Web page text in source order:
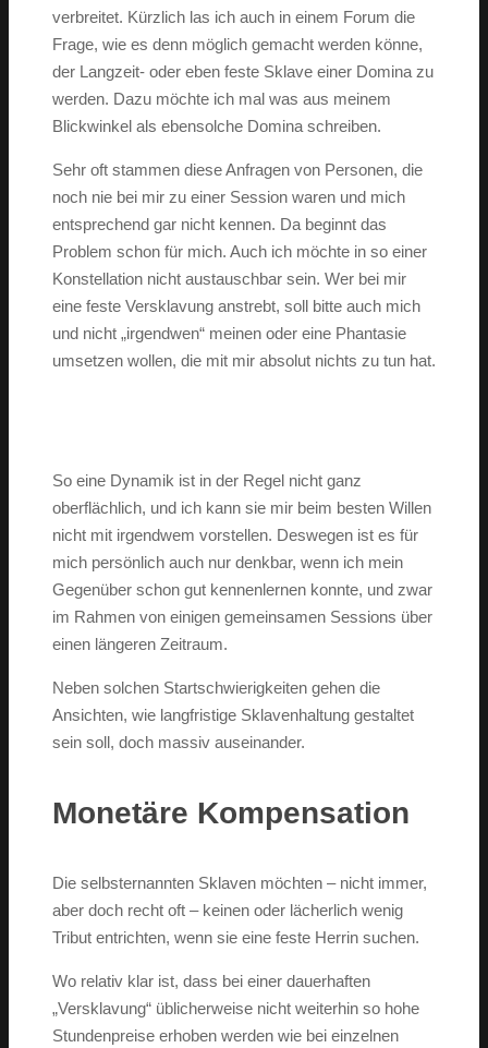
verbreitet. Kürzlich las ich auch in einem Forum die
Frage, wie es denn möglich gemacht werden könne,
der Langzeit- oder eben feste Sklave einer Domina zu
werden. Dazu möchte ich mal was aus meinem
Blickwinkel als ebensolche Domina schreiben.
Sehr oft stammen diese Anfragen von Personen, die
noch nie bei mir zu einer Session waren und mich
entsprechend gar nicht kennen. Da beginnt das
Problem schon für mich. Auch ich möchte in so einer
Konstellation nicht austauschbar sein. Wer bei mir
eine feste Versklavung anstrebt, soll bitte auch mich
und nicht „irgendwen“ meinen oder eine Phantasie
umsetzen wollen, die mit mir absolut nichts zu tun hat.
So eine Dynamik ist in der Regel nicht ganz
oberflächlich, und ich kann sie mir beim besten Willen
nicht mit irgendwem vorstellen. Deswegen ist es für
mich persönlich auch nur denkbar, wenn ich mein
Gegenüber schon gut kennenlernen konnte, und zwar
im Rahmen von einigen gemeinsamen Sessions über
einen längeren Zeitraum.
Neben solchen Startschwierigkeiten gehen die
Ansichten, wie langfristige Sklavenhaltung gestaltet
sein soll, doch massiv auseinander.
Monetäre Kompensation
Die selbsternannten Sklaven möchten – nicht immer,
aber doch recht oft – keinen oder lächerlich wenig
Tribut entrichten, wenn sie eine feste Herrin suchen.
Wo relativ klar ist, dass bei einer dauerhaften
„Versklavung“ üblicherweise nicht weiterhin so hohe
Stundenpreise erhoben werden wie bei einzelnen